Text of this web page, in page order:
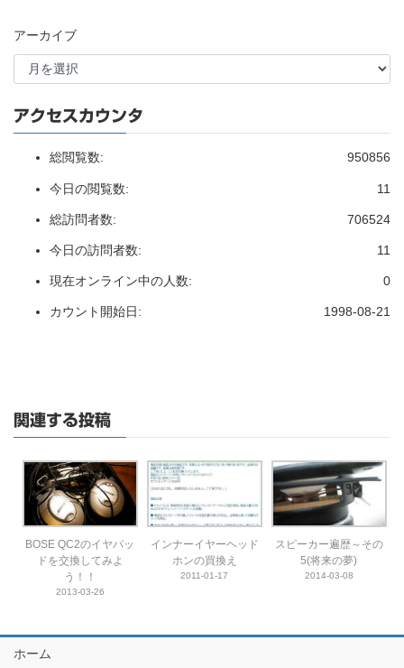
アーカイブ
アクセスカウンタ
950856
総閲覧数:
11
今日の閲覧数:
706524
総訪問者数:
11
今日の訪問者数:
0
現在オンライン中の人数:
1998-08-21
カウント開始日:
関連する投稿
BOSE QC2のイヤパッ
ドを交換してみよ
う！！
2013-03-26
インナーイヤーヘッド
ホンの買換え
2011-01-17
スピーカー遍歴～その
5(将来の夢)
2014-03-08
ホーム